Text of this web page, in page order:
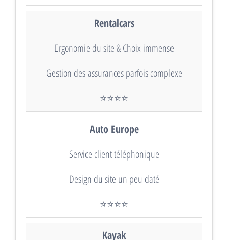
Rentalcars
Ergonomie du site & Choix immense
Gestion des assurances parfois complexe
⭐⭐⭐⭐
Auto Europe
Service client téléphonique
Design du site un peu daté
⭐⭐⭐⭐
Kayak